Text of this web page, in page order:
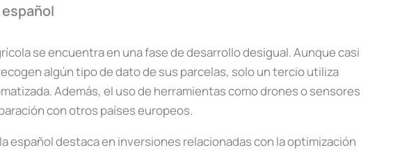
se encuentra en una fase de desarrollo desigual. Aunque casi
algún tipo de dato de sus parcelas, solo un tercio utiliza
Además, el uso de herramientas como drones o sensores
con otros países europeos.
español destaca en inversiones relacionadas con la optimización